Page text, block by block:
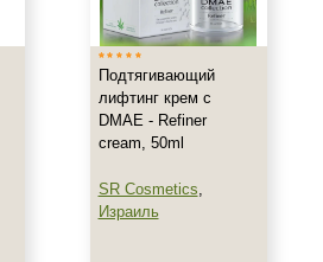
Подтягивающий
лифтинг крем с
DMAE - Refiner
cream, 50ml
SR Cosmetics,
Израиль